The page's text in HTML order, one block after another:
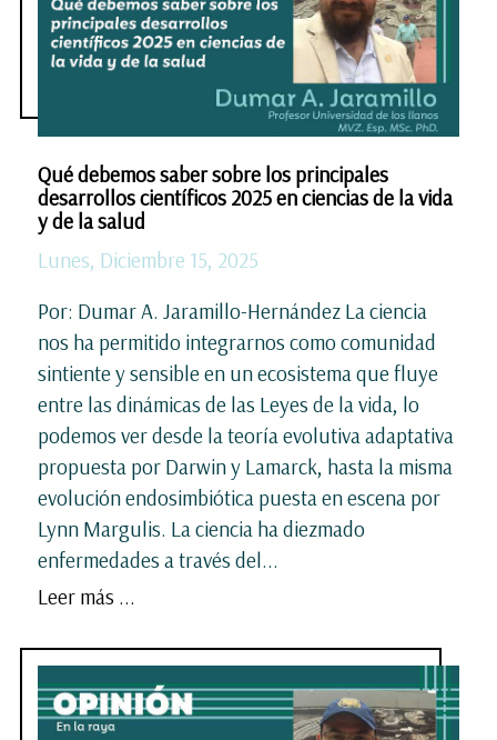
Qué debemos saber sobre los principales
desarrollos científicos 2025 en ciencias de la vida
y de la salud
Lunes, Diciembre 15, 2025
Por: Dumar A. Jaramillo-Hernández La ciencia
nos ha permitido integrarnos como comunidad
sintiente y sensible en un ecosistema que fluye
entre las dinámicas de las Leyes de la vida, lo
podemos ver desde la teoría evolutiva adaptativa
propuesta por Darwin y Lamarck, hasta la misma
evolución endosimbiótica puesta en escena por
Lynn Margulis. La ciencia ha diezmado
enfermedades a través del...
Leer más ...